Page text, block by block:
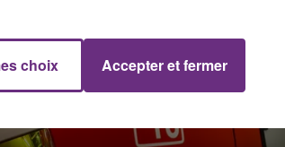
LE TICKET DE CAISSE
choix Accepter et fermer